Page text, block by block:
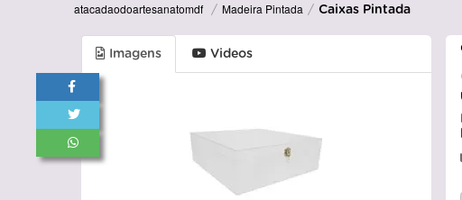
atacadaodoartesanatomdf Madeira Pintada Caixas Pintada
Imagens Videos